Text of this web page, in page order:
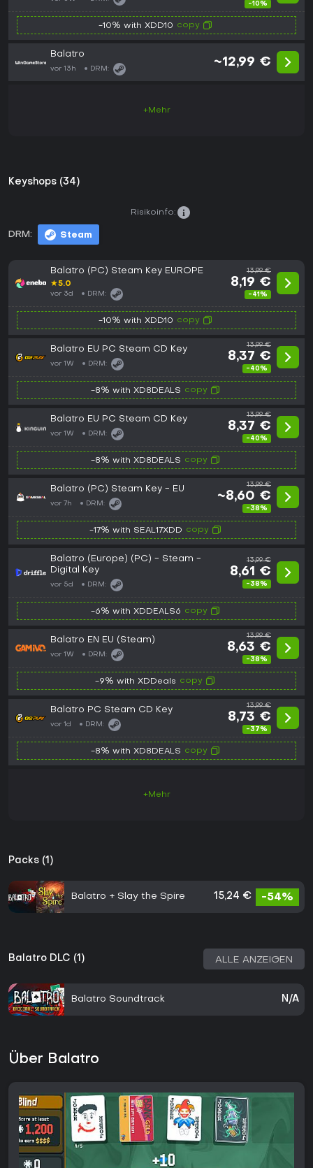
-10%
-10% with XDD10 copy
Balatro
vor 13h DRM:
~12,99 €
+Mehr
Keyshops (34)
DRM: Steam
Risikoinfo:
Balatro (PC) Steam Key EUROPE
★5.0
vor 3d DRM:
13,99 €
8,19 €
-41%
-10% with XDD10 copy
Balatro EU PC Steam CD Key
vor 1W DRM:
13,99 €
8,37 €
-40%
-8% with XD8DEALS copy
Balatro EU PC Steam CD Key
vor 1W DRM:
13,99 €
8,37 €
-40%
-8% with XD8DEALS copy
Balatro (PC) Steam Key - EU
vor 7h DRM:
13,99 €
~8,60 €
-38%
-17% with SEAL17XDD copy
Balatro (Europe) (PC) - Steam -
Digital Key
vor 5d DRM:
13,99 €
8,61 €
-38%
-6% with XDDEALS6 copy
Balatro EN EU (Steam)
vor 1W DRM:
13,99 €
8,63 €
-38%
-9% with XDDeals copy
Balatro PC Steam CD Key
vor 1d DRM:
13,99 €
8,73 €
-37%
-8% with XD8DEALS copy
+Mehr
Packs (1)
Balatro + Slay the Spire 15,24 € -54%
Balatro DLC (1) ALLE ANZEIGEN
Balatro Soundtrack N/A
Über Balatro